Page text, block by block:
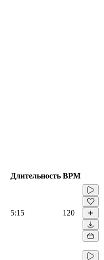
Длительность BPM
5:15 120